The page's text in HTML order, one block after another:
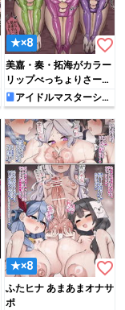
★×8 favorite_border
美嘉・奏・拓海がカラー
リップべっちょりさーび
す♥アイドルマスターシン
デレラガールズ
★×8 favorite_border
ふたヒナ あまあまオナサ
ポ